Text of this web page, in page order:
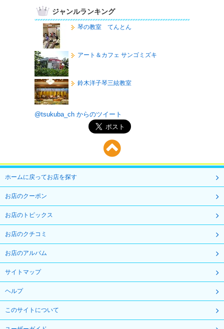
ジャンルランキング
琴の教室 てんとん
アート＆カフェ サンゴミズキ
鈴木洋子琴三絃教室
@tsukuba_ch からのツイート
ホームに戻ってお店を探す
お店のクーポン
お店のトピックス
お店のクチコミ
お店のアルバム
サイトマップ
ヘルプ
このサイトについて